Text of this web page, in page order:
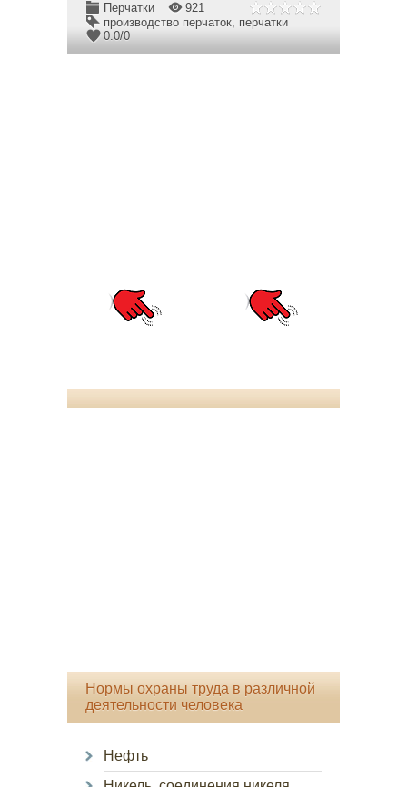
Перчатки
921
производство перчаток, перчатки
0.0/0
Нормы охраны труда в различной
деятельности человека
Нефть